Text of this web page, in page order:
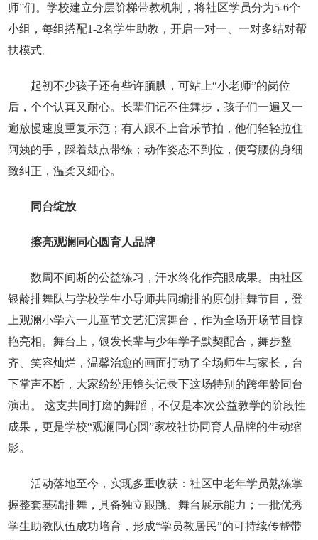
师”们。学校建立分层阶梯带教机制，将社区学员分为5-6个
小组，每组搭配1-2名学生助教，开启一对一、一对多结对帮
扶模式。
起初不少孩子还有些许腼腆，可站上“小老师”的岗位
后，个个认真又耐心。长辈们记不住舞步，孩子们一遍又一
遍放慢速度重复示范；有人跟不上音乐节拍，他们轻轻拉住
阿姨的手，踩着鼓点带练；动作姿态不到位，便弯腰俯身细
致纠正，温柔又细心。
同台绽放
擦亮观澜同心圆育人品牌
数周不间断的公益练习，汗水终化作亮眼成果。由社区
银龄排舞队与学校学生小导师共同编排的原创排舞节目，登
上观澜小学六一儿童节文艺汇演舞台，作为全场开场节目惊
艳亮相。舞台上，银发长辈与少年学子默契配合，舞步整
齐、笑容灿烂，温馨治愈的画面打动了全场师生与家长，台
下掌声不断，大家纷纷用镜头记录下这场特别的跨年龄同台
演出。 这支共同打磨的舞蹈，不仅是本次公益教学的阶段性
成果，更是学校“观澜同心圆”家校社协同育人品牌的生动缩
影。
活动落地至今，实现多重收获：社区中老年学员熟练掌
握整套基础排舞，具备独立跟跳、舞台展示能力；一批优秀
学生助教队伍成功培育，形成“学员教居民”的可持续传帮带